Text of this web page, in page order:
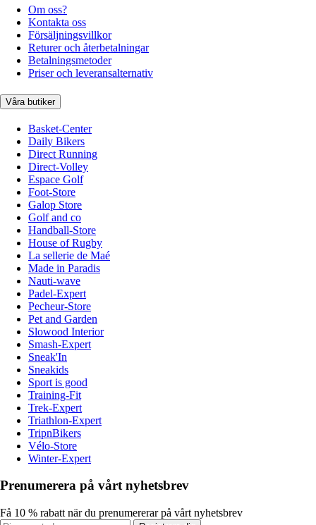
Om oss?
Kontakta oss
Försäljningsvillkor
Returer och återbetalningar
Betalningsmetoder
Priser och leveransalternativ
Våra butiker
Basket-Center
Daily Bikers
Direct Running
Direct-Volley
Espace Golf
Foot-Store
Galop Store
Golf and co
Handball-Store
House of Rugby
La sellerie de Maé
Made in Paradis
Nauti-wave
Padel-Expert
Pecheur-Store
Pet and Garden
Slowood Interior
Smash-Expert
Sneak'In
Sneakids
Sport is good
Training-Fit
Trek-Expert
Triathlon-Expert
TripnBikers
Vélo-Store
Winter-Expert
Prenumerera på vårt nyhetsbrev
Få 10 % rabatt när du prenumererar på vårt nyhetsbrev